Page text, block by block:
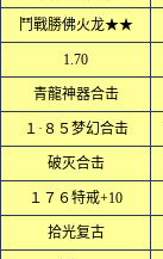
鬥戰勝佛火龙★★
1.70
青龍神器合击
１·８５梦幻合击
破灭合击
１７６特戒+10
拾光复古